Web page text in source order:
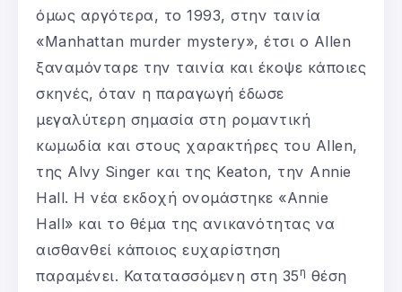
όμως αργότερα, το 1993, στην ταινία
«Manhattan murder mystery», έτσι ο Allen
ξαναμόνταρε την ταινία και έκοψε κάποιες
σκηνές, όταν η παραγωγή έδωσε
μεγαλύτερη σημασία στη ρομαντική
κωμωδία και στους χαρακτήρες του Allen,
της Alvy Singer και της Keaton, την Annie
Hall. Η νέα εκδοχή ονομάστηκε «Annie
Hall» και το θέμα της ανικανότητας να
αισθανθεί κάποιος ευχαρίστηση
παραμένει. Κατατασσόμενη στη 35 η θέση